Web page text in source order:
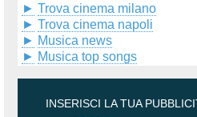
► Trova cinema milano
► Trova cinema napoli
► Musica news
► Musica top songs
INSERISCI LA TUA